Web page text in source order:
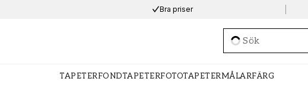
Bra priser
Loading…
TAPETERFONDTAPETERFOTOTAPETERMÅLARFÄRG